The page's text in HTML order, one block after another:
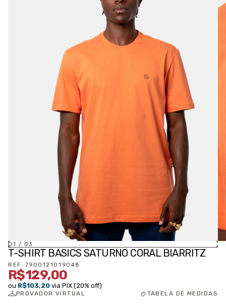
01 / 03
T-SHIRT BASICS SATURNO CORAL BIARRITZ
REF. 7900121019048
R$129,00
ou R$103,20 via PIX (20% off)
PROVADOR VIRTUAL TABELA DE MEDIDAS